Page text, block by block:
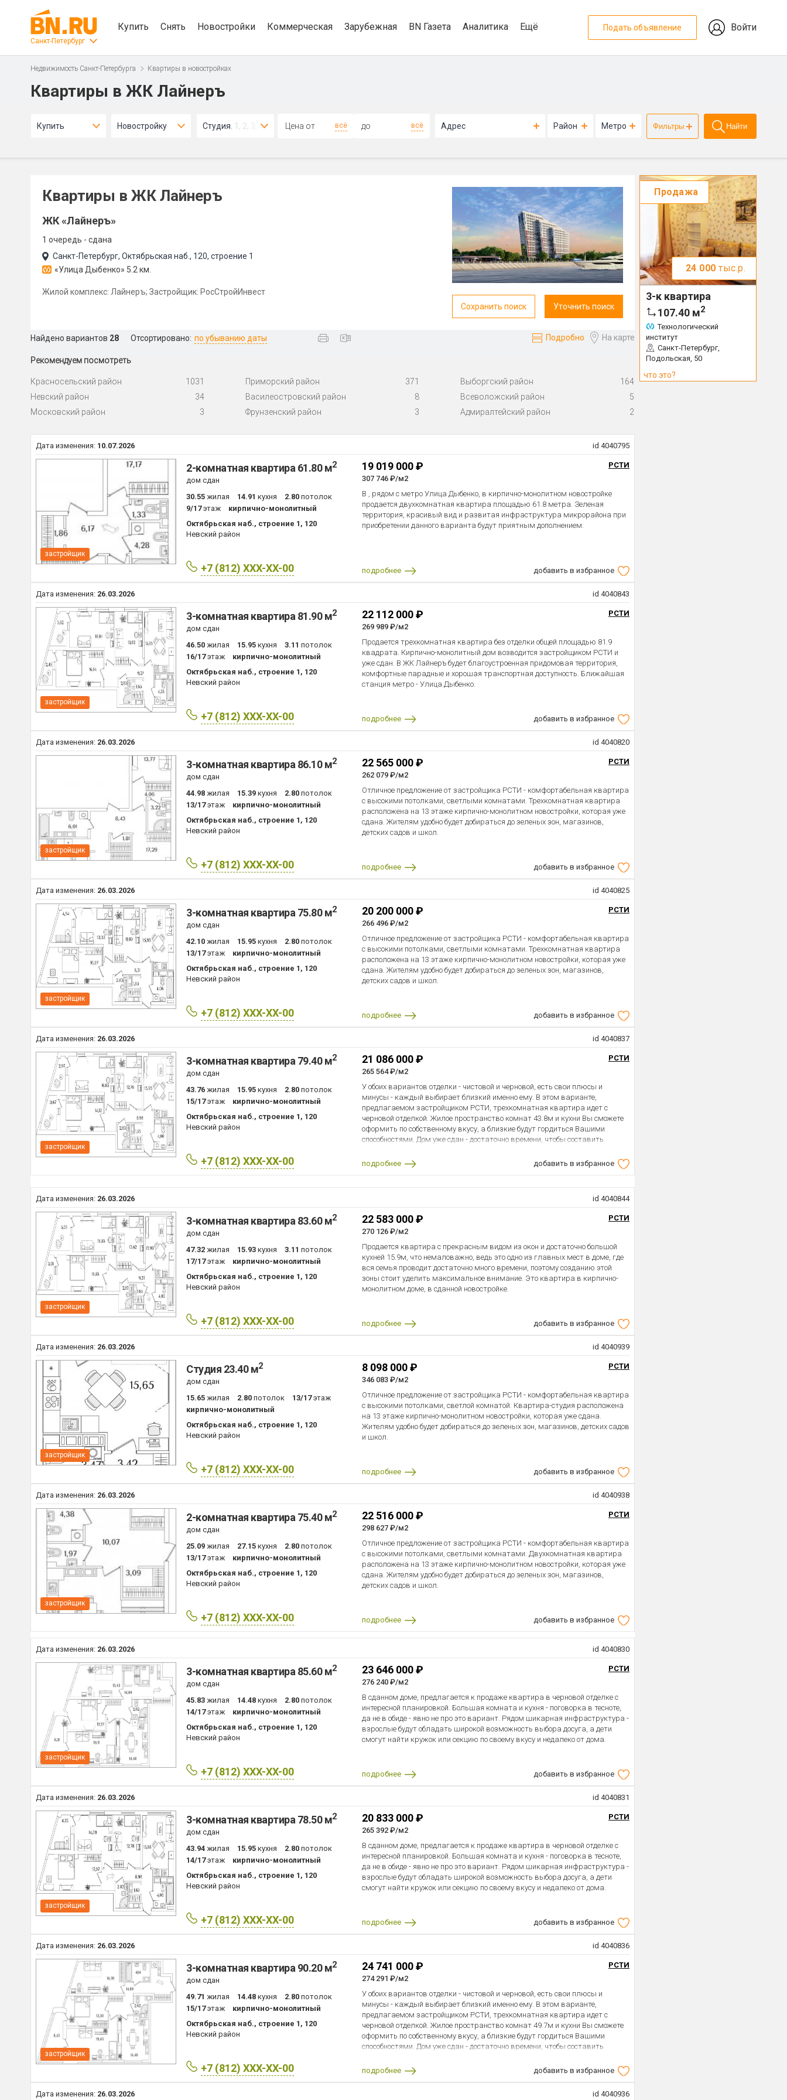
Санкт-Петербург
Купить Снять Новостройки Коммерческая Зарубежная BN Газета Аналитика Ещё Подать объявление Войти
Недвижимость Санкт-Петербурга Квартиры в новостройках
Квартиры в ЖК Лайнеръ
Купить Новостройку Студия, 1, 2, 3, 4+ всё всё Адрес Район Метро Фильтры Найти
Квартиры в ЖК Лайнеръ
ЖК «Лайнеръ»
1 очередь - сдана
Санкт-Петербург, Октябрьская наб., 120, строение 1
«Улица Дыбенко» 5.2 км.
Жилой комплекс: Лайнеръ; Застройщик: РосСтройИнвест
Сохранить поиск
Уточнить поиск
Найдено вариантов 28 Отсортировано: по убыванию даты Подробно На карте
Рекомендуем посмотреть
Красносельский район 1031 Приморский район 371 Выборгский район
164
Невский район
34 Василеостровский район 8 Всеволожский район
5
Московский район
3 Фрунзенский район 3 Адмиралтейский район 2
Дата изменения: 10.07.2026 id 4040795
застройщик
2-комнатная квартира 61.80 м2
дом сдан
30.55 жилая 14.91 кухня 2.80 потолок
9/17 этаж
кирпично-монолитный
Октябрьская наб., строение 1, 120
Невский район
+7 (812) XXX-XX-00
19 019 000 ₽
307 746 ₽/м2
РСТИ
В , рядом с метро Улица Дыбенко, в кирпично-монолитном новостройке
продается двухкомнатная квартира площадью 61.8 метра. Зеленая
территория, красивый вид и развитая инфраструктура микрорайона при
приобретении данного варианта будут приятным дополнением.
подробнее добавить в избранное
Дата изменения: 26.03.2026 id 4040843
застройщик
3-комнатная квартира 81.90 м2
дом сдан
46.50 жилая 15.95 кухня 3.11 потолок
16/17 этаж
кирпично-монолитный
Октябрьская наб., строение 1, 120
Невский район
+7 (812) XXX-XX-00
22 112 000 ₽
269 989 ₽/м2
РСТИ
Продается трехкомнатная квартира без отделки общей площадью 81.9
квадрата. Кирпично-монолитный дом возводится застройщиком РСТИ и
уже сдан. В ЖК Лайнеръ будет благоустроенная придомовая территория,
комфортные парадные и хорошая транспортная доступность. Ближайшая
станция метро - Улица Дыбенко.
подробнее добавить в избранное
Дата изменения: 26.03.2026 id 4040820
застройщик
3-комнатная квартира 86.10 м2
дом сдан
44.98 жилая 15.39 кухня 2.80 потолок
13/17 этаж
кирпично-монолитный
Октябрьская наб., строение 1, 120
Невский район
+7 (812) XXX-XX-00
22 565 000 ₽
262 079 ₽/м2
РСТИ
Отличное предложение от застройщика РСТИ - комфортабельная квартира
с высокими потолками, светлыми комнатами. Трехкомнатная квартира
расположена на 13 этаже кирпично-монолитном новостройки, которая уже
сдана. Жителям удобно будет добираться до зеленых зон, магазинов,
детских садов и школ.
подробнее добавить в избранное
Дата изменения: 26.03.2026 id 4040825
застройщик
3-комнатная квартира 75.80 м2
дом сдан
42.10 жилая 15.95 кухня 2.80 потолок
13/17 этаж
кирпично-монолитный
Октябрьская наб., строение 1, 120
Невский район
+7 (812) XXX-XX-00
20 200 000 ₽
266 496 ₽/м2
РСТИ
Отличное предложение от застройщика РСТИ - комфортабельная квартира
с высокими потолками, светлыми комнатами. Трехкомнатная квартира
расположена на 13 этаже кирпично-монолитном новостройки, которая уже
сдана. Жителям удобно будет добираться до зеленых зон, магазинов,
детских садов и школ.
подробнее добавить в избранное
Дата изменения: 26.03.2026 id 4040837
застройщик
3-комнатная квартира 79.40 м2
дом сдан
43.76 жилая 15.95 кухня 2.80 потолок
15/17 этаж
кирпично-монолитный
Октябрьская наб., строение 1, 120
Невский район
+7 (812) XXX-XX-00
21 086 000 ₽
265 564 ₽/м2
РСТИ
У обоих вариантов отделки - чистовой и черновой, есть свои плюсы и
минусы - каждый выбирает близкий именно ему. В этом варианте,
предлагаемом застройщиком РСТИ, трехкомнатная квартира идет с
черновой отделкой. Жилое пространство комнат 43.8м и кухни Вы сможете
оформить по собственному вкусу, а близкие будут гордиться Вашими
способностями. Дом уже сдан - достаточно времени, чтобы составить
подробнее
добавить в избранное
Дата изменения: 26.03.2026 id 4040844
застройщик
3-комнатная квартира 83.60 м2
дом сдан
47.32 жилая 15.93 кухня 3.11 потолок
17/17 этаж
кирпично-монолитный
Октябрьская наб., строение 1, 120
Невский район
+7 (812) XXX-XX-00
22 583 000 ₽
270 126 ₽/м2
РСТИ
Продается квартира с прекрасным видом из окон и достаточно большой
кухней 15.9м, что немаловажно, ведь это одно из главных мест в доме, где
вся семья проводит достаточно много времени, поэтому созданию этой
зоны стоит уделить максимальное внимание. Это квартира в кирпично-
монолитном доме, в сданной новостройке.
подробнее добавить в избранное
Дата изменения: 26.03.2026 id 4040939
застройщик
Студия 23.40 м2
дом сдан
15.65 жилая 2.80 потолок 13/17 этаж
кирпично-монолитный
Октябрьская наб., строение 1, 120
Невский район
+7 (812) XXX-XX-00
8 098 000 ₽
346 083 ₽/м2
РСТИ
Отличное предложение от застройщика РСТИ - комфортабельная квартира
с высокими потолками, светлой комнатой. Квартира-студия расположена
на 13 этаже кирпично-монолитном новостройки, которая уже сдана.
Жителям удобно будет добираться до зеленых зон, магазинов, детских садов
и школ.
подробнее добавить в избранное
Дата изменения: 26.03.2026 id 4040938
застройщик
2-комнатная квартира 75.40 м2
дом сдан
25.09 жилая 27.15 кухня 2.80 потолок
13/17 этаж
кирпично-монолитный
Октябрьская наб., строение 1, 120
Невский район
+7 (812) XXX-XX-00
22 516 000 ₽
298 627 ₽/м2
РСТИ
Отличное предложение от застройщика РСТИ - комфортабельная квартира
с высокими потолками, светлыми комнатами. Двухкомнатная квартира
расположена на 13 этаже кирпично-монолитном новостройки, которая уже
сдана. Жителям удобно будет добираться до зеленых зон, магазинов,
детских садов и школ.
подробнее добавить в избранное
Дата изменения: 26.03.2026 id 4040830
застройщик
3-комнатная квартира 85.60 м2
дом сдан
45.83 жилая 14.48 кухня 2.80 потолок
14/17 этаж
кирпично-монолитный
Октябрьская наб., строение 1, 120
Невский район
+7 (812) XXX-XX-00
23 646 000 ₽
276 240 ₽/м2
РСТИ
В сданном доме, предлагается к продаже квартира в черновой отделке с
интересной планировкой. Большая комната и кухня - поговорка в тесноте,
да не в обиде - явно не про это вариант. Рядом шикарная инфраструктура -
взрослые будут обладать широкой возможность выбора досуга, а дети
смогут найти кружок или секцию по своему вкусу и недалеко от дома.
подробнее добавить в избранное
Дата изменения: 26.03.2026 id 4040831
застройщик
3-комнатная квартира 78.50 м2
дом сдан
43.94 жилая 15.95 кухня 2.80 потолок
14/17 этаж
кирпично-монолитный
Октябрьская наб., строение 1, 120
Невский район
+7 (812) XXX-XX-00
20 833 000 ₽
265 392 ₽/м2
РСТИ
В сданном доме, предлагается к продаже квартира в черновой отделке с
интересной планировкой. Большая комната и кухня - поговорка в тесноте,
да не в обиде - явно не про это вариант. Рядом шикарная инфраструктура -
взрослые будут обладать широкой возможность выбора досуга, а дети
смогут найти кружок или секцию по своему вкусу и недалеко от дома.
подробнее добавить в избранное
Дата изменения: 26.03.2026 id 4040836
застройщик
3-комнатная квартира 90.20 м2
дом сдан
49.71 жилая 14.48 кухня 2.80 потолок
15/17 этаж
кирпично-монолитный
Октябрьская наб., строение 1, 120
Невский район
+7 (812) XXX-XX-00
24 741 000 ₽
274 291 ₽/м2
РСТИ
У обоих вариантов отделки - чистовой и черновой, есть свои плюсы и
минусы - каждый выбирает близкий именно ему. В этом варианте,
предлагаемом застройщиком РСТИ, трехкомнатная квартира идет с
черновой отделкой. Жилое пространство комнат 49.7м и кухни Вы сможете
оформить по собственному вкусу, а близкие будут гордиться Вашими
способностями. Дом уже сдан - достаточно времени, чтобы составить
подробнее
добавить в избранное
Дата изменения: 26.03.2026 id 4040936
Продажа
24 000 тыс.р.
3-к квартира
107.40 м2
Технологический
институт
Санкт-Петербург,
Подольская, 50
что это?